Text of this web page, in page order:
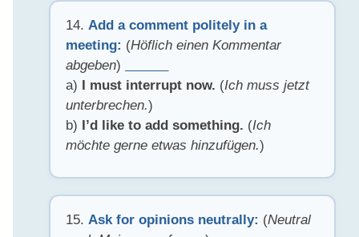
14.Add a comment politely in a
meeting: (Höflich einen Kommentar
abgeben)
a) I must interrupt now. (Ich muss jetzt
unterbrechen.)
b) I’d like to add something. (Ich
möchte gerne etwas hinzufügen.)
15.Ask for opinions neutrally: (Neutral